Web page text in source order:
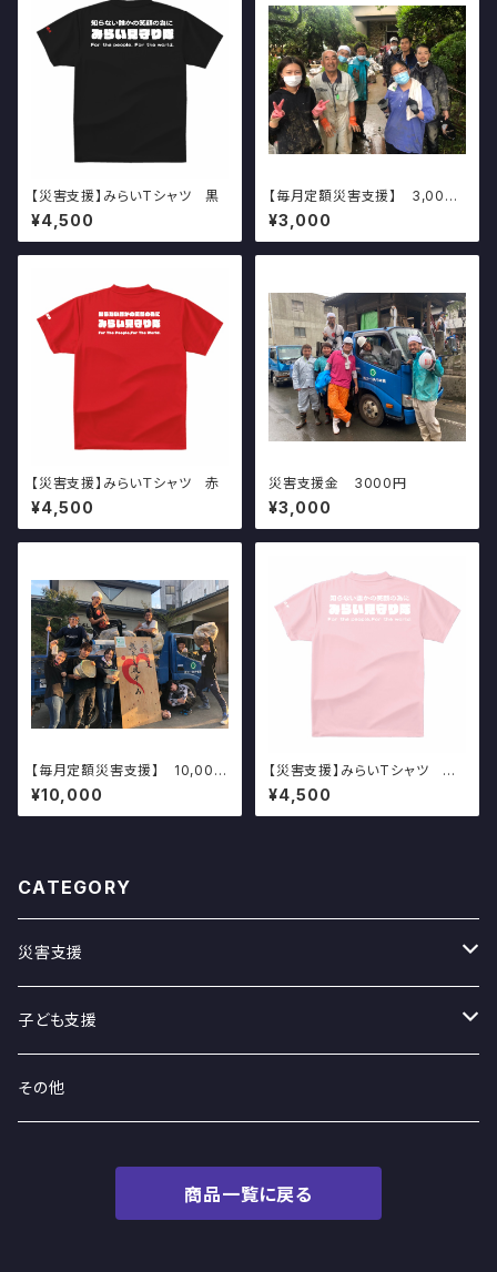
【災害支援】みらいTシャツ 黒
¥4,500
【毎月定額災害支援】 3,000
円コース
¥3,000
【災害支援】みらいＴシャツ 赤
¥4,500
災害支援金 3000円
¥3,000
【毎月定額災害支援】 10,000
円コース
¥10,000
【災害支援】みらいTシャツ ピ
ンク
¥4,500
CATEGORY
災害支援
毎月定額支援
子ども支援
継続支援
その他
商品一覧に戻る